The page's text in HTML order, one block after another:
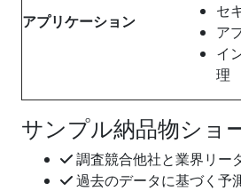
アプリケーション
セ
ア
イ
理
サンプル納品物ショ
調査競合他社と業界リー
過去のデータに基づく予